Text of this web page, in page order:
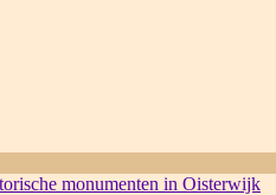
monumenten in Oisterwijk